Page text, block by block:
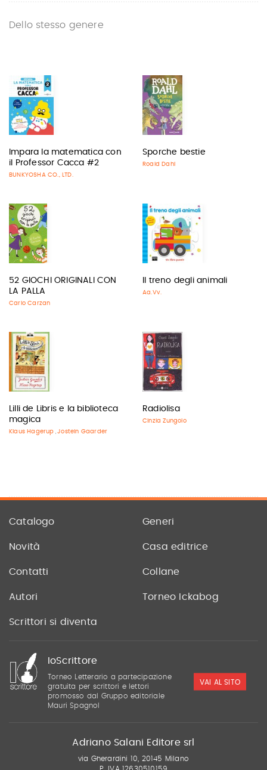
Dello stesso genere
Impara la matematica con
il Professor Cacca #2
BUNKYOSHA CO., LTD.
Sporche bestie
Roald Dahl
52 GIOCHI ORIGINALI CON
LA PALLA
Carlo Carzan
Il treno degli animali
Aa.Vv.
Lilli de Libris e la biblioteca
magica
Klaus Hagerup ,Jostein Gaarder
Radiolisa
Cinzia Zungolo
Catalogo Generi
Novità Casa editrice
Contatti Collane
Autori Torneo Ickabog
Scrittori si diventa
IoScrittore
Torneo Letterario a partecipazione
gratuita per scrittori e lettori
promosso dal Gruppo editoriale
Mauri Spagnol
VAI AL SITO
Adriano Salani Editore srl
via Gherardini 10, 20145 Milano